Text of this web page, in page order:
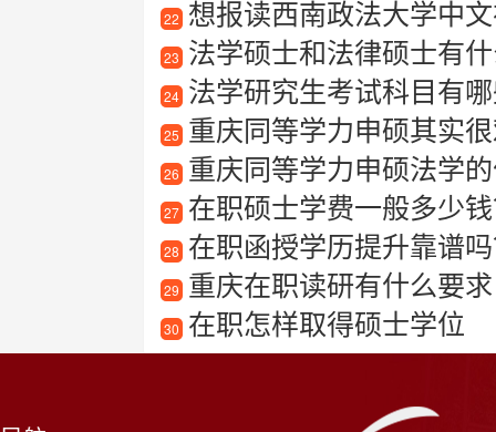
22 想报读西南政法大学中文在职
23 法学硕士和法律硕士有
24 法学研究生考试科目有
25 重庆同等学力申硕其实
26 重庆同等学力申硕法学
27 在职硕士学费一般多少
28 在职函授学历提升靠谱
29 重庆在职读研有什么要求
30 在职怎样取得硕士学位